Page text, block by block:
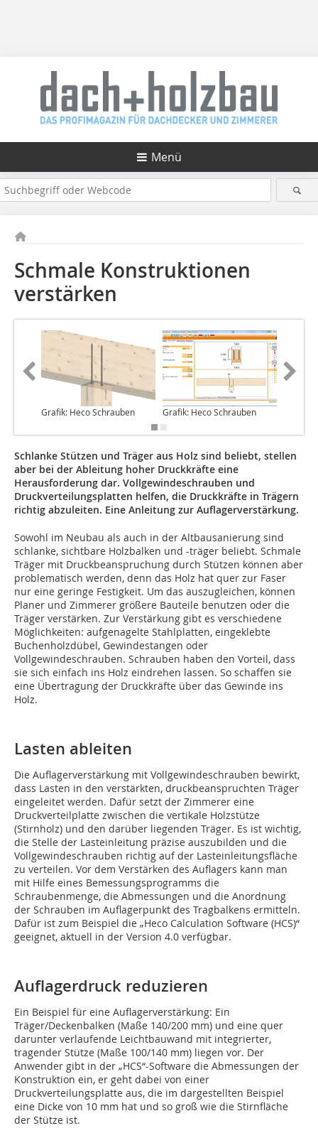
Menü
Schmale Konstruktionen
verstärken
Grafik: Heco Schrauben Grafik: Heco Schrauben
Schlanke Stützen und Träger aus Holz sind beliebt, stellen
aber bei der Ableitung hoher Druckkräfte eine
Herausforderung dar. Vollgewindeschrauben und
Druckverteilungsplatten helfen, die Druckkräfte in Trägern
richtig abzuleiten. Eine Anleitung zur Auflagerverstärkung.
Sowohl im Neubau als auch in der Altbausanierung sind
schlanke, sichtbare Holzbalken und -träger beliebt. Schmale
Träger mit Druckbeanspruchung durch Stützen können aber
problematisch werden, denn das Holz hat quer zur Faser
nur eine geringe Festigkeit. Um das auszugleichen, können
Planer und Zimmerer größere Bauteile benutzen oder die
Träger verstärken. Zur Verstärkung gibt es verschiedene
Möglichkeiten: aufgenagelte Stahlplatten, eingeklebte
Buchenholzdübel, Gewindestangen oder
Vollgewindeschrauben. Schrauben haben den Vorteil, dass
sie sich einfach ins Holz eindrehen lassen. So schaffen sie
eine Übertragung der Druckkräfte über das Gewinde ins
Holz.
Lasten ableiten
Die Auflagerverstärkung mit Vollgewindeschrauben bewirkt,
dass Lasten in den verstärkten, druckbeanspruchten Träger
eingeleitet werden. Dafür setzt der Zimmerer eine
Druckverteilplatte zwischen die vertikale Holzstütze
(Stirnholz) und den darüber liegenden Träger. Es ist wichtig,
die Stelle der Lasteinleitung präzise auszubilden und die
Vollgewindeschrauben richtig auf der Lasteinleitungsfläche
zu verteilen. Vor dem Verstärken des Auflagers kann man
mit Hilfe eines Bemessungsprogramms die
Schraubenmenge, die Abmessungen und die Anordnung
der Schrauben im Auflagerpunkt des Tragbalkens ermitteln.
Dafür ist zum Beispiel die „Heco Calculation Software (HCS)“
geeignet, aktuell in der Version 4.0 verfügbar.
Auflagerdruck reduzieren
Ein Beispiel für eine Auflagerverstärkung: Ein
Träger/Deckenbalken (Maße 140/200 mm) und eine quer
darunter verlaufende Leichtbauwand mit integrierter,
tragender Stütze (Maße 100/140 mm) liegen vor. Der
Anwender gibt in der „HCS“-Software die Abmessungen der
Konstruktion ein, er geht dabei von einer
Druckverteilungsplatte aus, die im dargestellten Beispiel
eine Dicke von 10 mm hat und so groß wie die Stirnfläche
der Stütze ist.